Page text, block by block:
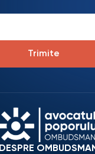
Trimite
DESPRE